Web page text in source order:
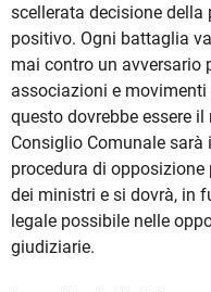
scellerata decisione
positivo. Ogni battaglia
mai contro un avversario
associazioni e
questo dovrebbe essere
Consiglio Comunale
procedura di
dei ministri e si dovrà, in
legale possibile nelle
giudiziarie.